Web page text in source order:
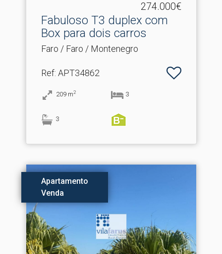
274.000€
Fabuloso T3 duplex com
Box para dois carros
Faro / Faro / Montenegro
Ref: APT34862
209 m2 3
3
Apartamento
Venda